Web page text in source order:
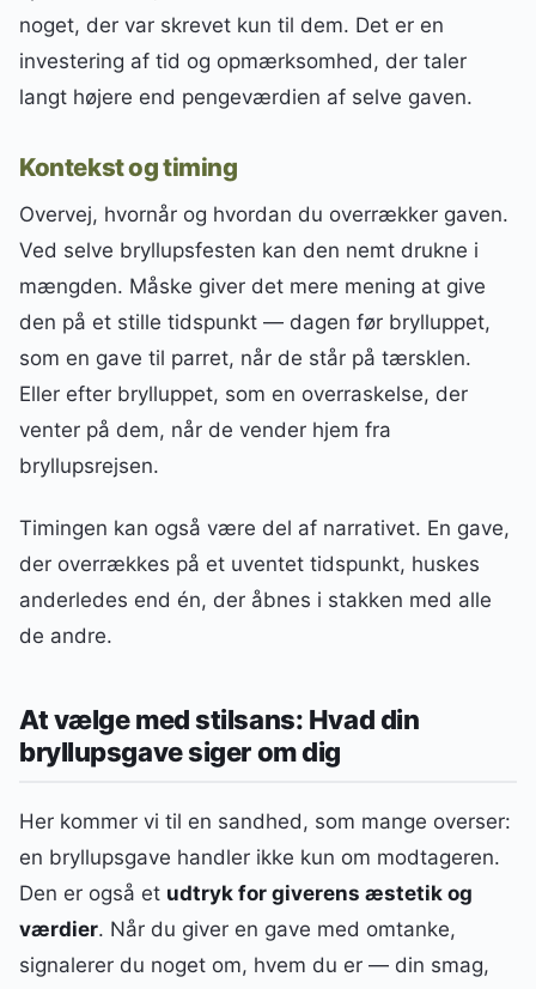
noget, der var skrevet kun til dem. Det er en
investering af tid og opmærksomhed, der taler
langt højere end pengeværdien af selve gaven.
Kontekst og timing
Overvej, hvornår og hvordan du overrækker gaven.
Ved selve bryllupsfesten kan den nemt drukne i
mængden. Måske giver det mere mening at give
den på et stille tidspunkt — dagen før brylluppet,
som en gave til parret, når de står på tærsklen.
Eller efter brylluppet, som en overraskelse, der
venter på dem, når de vender hjem fra
bryllupsrejsen.
Timingen kan også være del af narrativet. En gave,
der overrækkes på et uventet tidspunkt, huskes
anderledes end én, der åbnes i stakken med alle
de andre.
At vælge med stilsans: Hvad din
bryllupsgave siger om dig
Her kommer vi til en sandhed, som mange overser:
en bryllupsgave handler ikke kun om modtageren.
Den er også et udtryk for giverens æstetik og
værdier. Når du giver en gave med omtanke,
signalerer du noget om, hvem du er — din smag,